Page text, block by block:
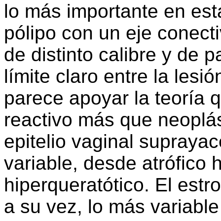
lo más importante en
pólipo con un eje
de distinto calibre y de
límite claro entre la
parece apoyar la teoría
reactivo más que
epitelio vaginal
variable, desde atrófico
hiperqueratótico. El
a su vez, lo más